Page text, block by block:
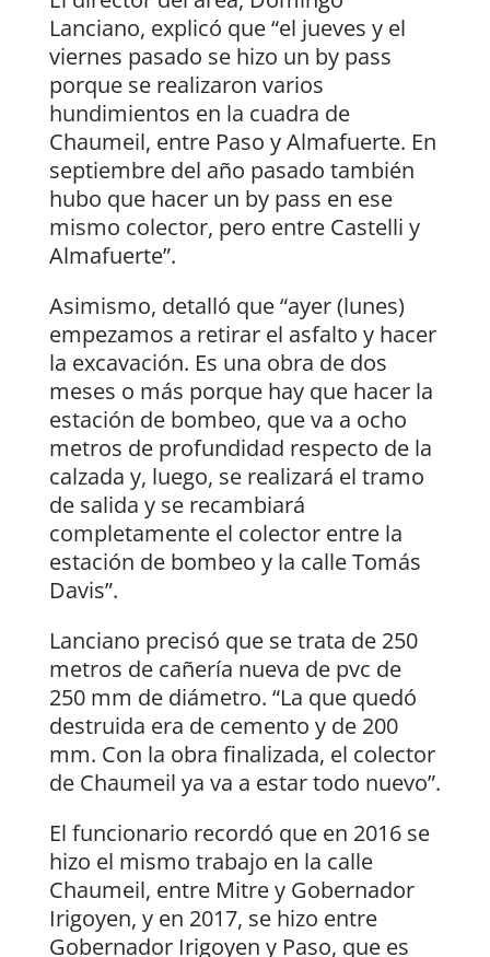
Lanciano, explicó que “el jueves y el
viernes pasado se hizo un by pass
porque se realizaron varios
hundimientos en la cuadra de
Chaumeil, entre Paso y Almafuerte. En
septiembre del año pasado también
hubo que hacer un by pass en ese
mismo colector, pero entre Castelli y
Almafuerte”.
Asimismo, detalló que “ayer (lunes)
empezamos a retirar el asfalto y hacer
la excavación. Es una obra de dos
meses o más porque hay que hacer la
estación de bombeo, que va a ocho
metros de profundidad respecto de la
calzada y, luego, se realizará el tramo
de salida y se recambiará
completamente el colector entre la
estación de bombeo y la calle Tomás
Davis”.
Lanciano precisó que se trata de 250
metros de cañería nueva de pvc de
250 mm de diámetro. “La que quedó
destruida era de cemento y de 200
mm. Con la obra finalizada, el colector
de Chaumeil ya va a estar todo nuevo”.
El funcionario recordó que en 2016 se
hizo el mismo trabajo en la calle
Chaumeil, entre Mitre y Gobernador
Irigoyen, y en 2017, se hizo entre
Gobernador Irigoyen y Paso, que es